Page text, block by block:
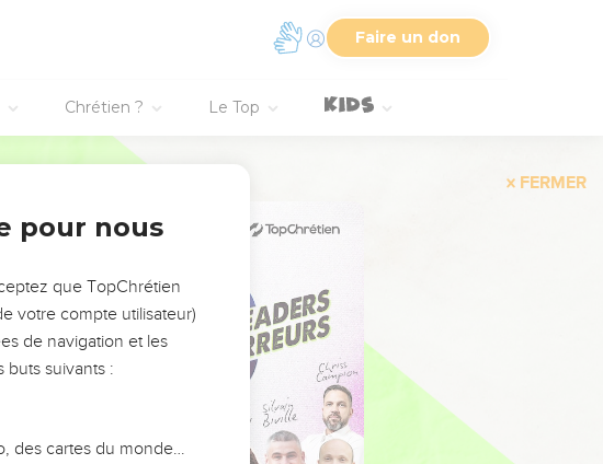
Faire un don
Chrétien ? Le Top
FERMER
pour nous
que TopChrétien
votre compte utilisateur)
de navigation et les
buts suivants :
des cartes du monde…